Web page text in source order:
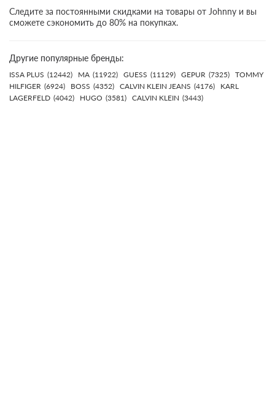
Следите за постоянными скидками на товары от Johnny и вы
сможете сэкономить до 80% на покупках.
Другие популярные бренды:
ISSA PLUS (12442) MA (11922) GUESS (11129) GEPUR (7325) TOMMY
HILFIGER (6924) BOSS (4352) CALVIN KLEIN JEANS (4176)
KARL
LAGERFELD (4042) HUGO (3581) CALVIN KLEIN (3443)